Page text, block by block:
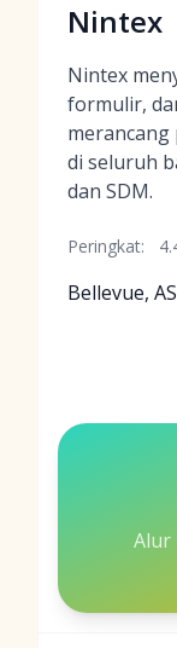
Nintex
Nintex
formulir,
di seluruh
dan SDM.
Peringkat:
Bellevue,
Alur